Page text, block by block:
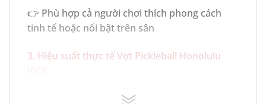
👉 Phù hợp cả người chơi thích phong cách
tinh tế hoặc nổi bật trên sân
3. Hiệu suất thực tế Vợt Pickleball Honolulu